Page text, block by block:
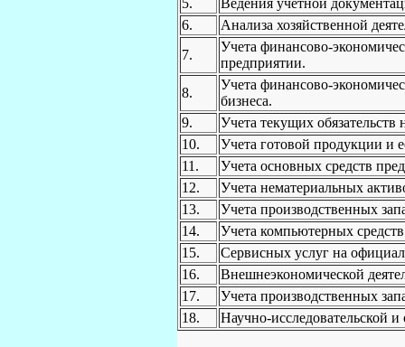
5.
Ведения учетной
6.
Анализа хозяйственной
7.
Учета финансово-
предприятии.
8.
Учета финансово-
бизнеса.
9.
Учета текущих обязательств
10.
Учета готовой продукции и
11.
Учета основных средств
12.
Учета нематериальных
13.
Учета производственных
14.
Учета компьютерных
15.
Сервисных услуг на
16.
Внешнеэкономической
17.
Учета производственных
18.
Научно-исследовательской и